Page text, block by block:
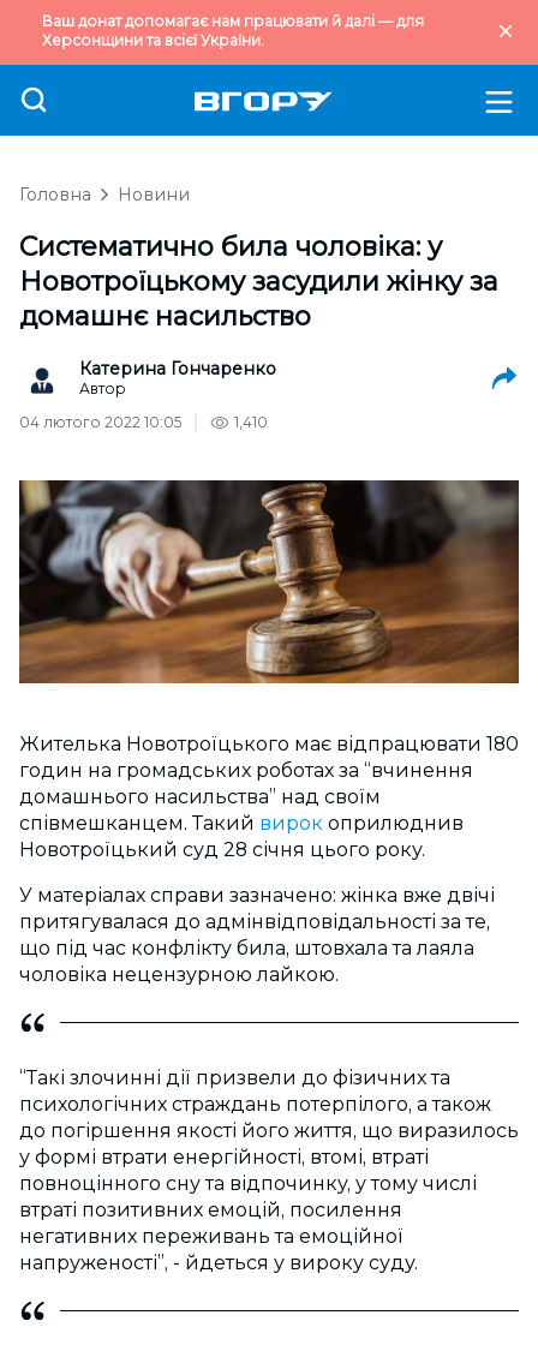
Ваш донат допомагає нам працювати й далі — для
Херсонщини та всієї України.
Головна Новини
Систематично била чоловіка: у
Новотроїцькому засудили жінку за
домашнє насильство
Катерина Гончаренко
Автор
04 лютого 2022 10:05
1,410
Жителька Новотроїцького має відпрацювати 180
годин на громадських роботах за “вчинення
домашнього насильства” над своїм
співмешканцем. Такий вирок оприлюднив
Новотроїцький суд 28 січня цього року.
У матеріалах справи зазначено: жінка вже двічі
притягувалася до адмінвідповідальності за те,
що під час конфлікту била, штовхала та лаяла
чоловіка нецензурною лайкою.
“Такі злочинні дії призвели до фізичних та
психологічних страждань потерпілого, а також
до погіршення якості його життя, що виразилось
у формі втрати енергійності, втомі, втраті
повноцінного сну та відпочинку, у тому числі
втраті позитивних емоцій, посилення
негативних переживань та емоційної
напруженості”, - йдеться у вироку суду.